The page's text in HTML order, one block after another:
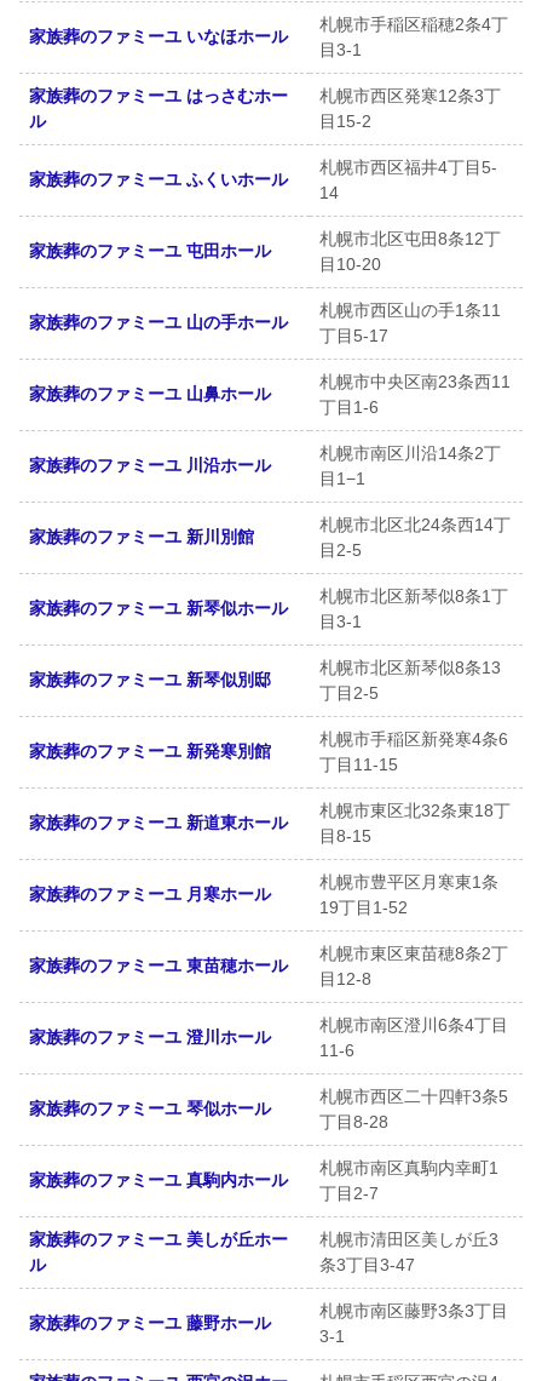
家族葬のファミーユ いなほホール
札幌市手稲区稲穂2条4丁
目3-1
家族葬のファミーユ はっさむホー
ル
札幌市西区発寒12条3丁
目15-2
家族葬のファミーユ ふくいホール
札幌市西区福井4丁目5-
14
家族葬のファミーユ 屯田ホール
札幌市北区屯田8条12丁
目10-20
家族葬のファミーユ 山の手ホール
札幌市西区山の手1条11
丁目5-17
家族葬のファミーユ 山鼻ホール
札幌市中央区南23条西11
丁目1-6
家族葬のファミーユ 川沿ホール
札幌市南区川沿14条2丁
目1−1
家族葬のファミーユ 新川別館
札幌市北区北24条西14丁
目2-5
家族葬のファミーユ 新琴似ホール
札幌市北区新琴似8条1丁
目3-1
家族葬のファミーユ 新琴似別邸
札幌市北区新琴似8条13
丁目2-5
家族葬のファミーユ 新発寒別館
札幌市手稲区新発寒4条6
丁目11-15
家族葬のファミーユ 新道東ホール
札幌市東区北32条東18丁
目8-15
家族葬のファミーユ 月寒ホール
札幌市豊平区月寒東1条
19丁目1-52
家族葬のファミーユ 東苗穂ホール
札幌市東区東苗穂8条2丁
目12-8
家族葬のファミーユ 澄川ホール
札幌市南区澄川6条4丁目
11-6
家族葬のファミーユ 琴似ホール
札幌市西区二十四軒3条5
丁目8-28
家族葬のファミーユ 真駒内ホール
札幌市南区真駒内幸町1
丁目2-7
家族葬のファミーユ 美しが丘ホー
ル
札幌市清田区美しが丘3
条3丁目3-47
家族葬のファミーユ 藤野ホール
札幌市南区藤野3条3丁目
3-1